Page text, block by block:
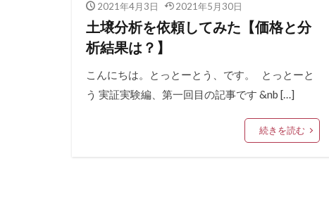
2021年4月3日 2021年5月30日
土壌分析を依頼してみた【価格と分
析結果は？】
こんにちは。とっとーとう、です。 とっとーと
う 実証実験編、第一回目の記事です &nb […]
続きを読む